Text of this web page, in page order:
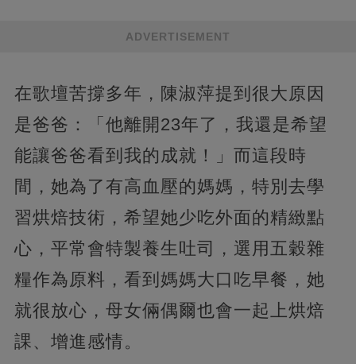
ADVERTISEMENT
在歌壇苦撐多年，陳淑萍提到很大原因
是爸爸：「他離開23年了，我還是希望
能讓爸爸看到我的成就！」而這段時
間，她為了有高血壓的媽媽，特別去學
習烘焙技術，希望她少吃外面的精緻點
心，平常會特製養生吐司，選用五穀雜
糧作為原料，看到媽媽大口吃早餐，她
就很放心，母女倆偶爾也會一起上烘焙
課、增進感情。